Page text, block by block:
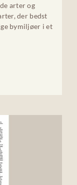
arter og
der bedst
bymiljøer i et